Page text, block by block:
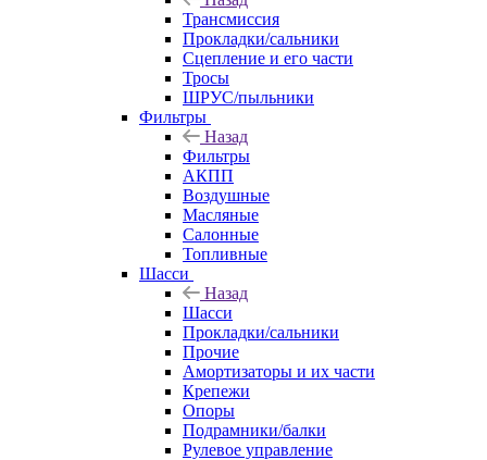
Трансмиссия
Прокладки/сальники
Сцепление и его части
Тросы
ШРУС/пыльники
Фильтры
Назад
Фильтры
АКПП
Воздушные
Масляные
Салонные
Топливные
Шасси
Назад
Шасси
Прокладки/сальники
Прочие
Амортизаторы и их части
Крепежи
Опоры
Подрамники/балки
Рулевое управление